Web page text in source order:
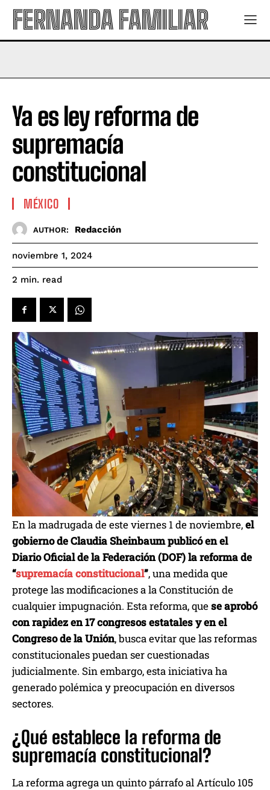
FERNANDA FAMILIAR
Ya es ley reforma de
supremacía
constitucional
MÉXICO
AUTHOR: Redacción
noviembre 1, 2024
2 min. read
En la madrugada de este viernes 1 de noviembre,el
gobierno de Claudia Sheinbaum publicó en el
Diario Oficial de la Federación (DOF) la reforma de
“supremacía constitucional”, una medida que
protege las modificaciones a la Constitución de
cualquier impugnación. Esta reforma, quese aprobó
con rapidez en 17 congresos estatales y en el
Congreso de la Unión, busca evitar que las reformas
constitucionales puedan ser cuestionadas
judicialmente. Sin embargo, esta iniciativa ha
generado polémica y preocupación en diversos
sectores.
¿Qué establece la reforma de
supremacía constitucional?
La reforma agrega un quinto párrafo al Artículo 105